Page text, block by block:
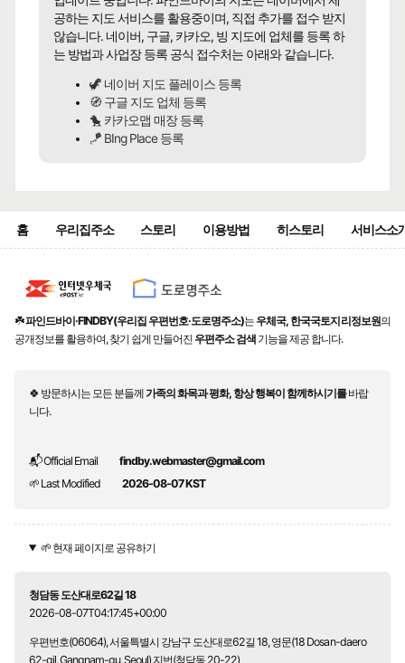
공하는 지도 서비스를 활용중이며, 직접 추가를 접수 받지
않습니다. 네이버, 구글, 카카오, 빙 지도에 업체를 등록 하
는 방법과 사업장 등록 공식 접수처는 아래와 같습니다.
🦖 네이버 지도 플레이스 등록
🧭 구글 지도 업체 등록
🐤 카카오맵 매장 등록
🪁 BIng Place 등록
홈 우리집주소 스토리 이용방법 히스토리 서비스소
☘️파인드바이·FINDBY(우리집 우편번호·도로명주소)는 우체국, 한국국토지리정보원의
공개정보를 활용하여, 찾기 쉽게 만들어진 우편주소 검색 기능을 제공 합니다.
🍀 방문하시는 모든 분들께가족의 화목과 평화, 항상 행복이 함께하시기를바랍
니다.
📬 Official Email
findby.webmaster@gmail.com
🌱 Last Modified
2026-08-07 KST
🌱 현재 페이지로 공유하기
청담동 도산대로62길 18
2026-08-07T04:17:45+00:00
우편번호(06064), 서울특별시 강남구 도산대로62길 18, 영문(18 Dosan-daero
62-gil, Gangnam-gu, Seoul) 지번(청담동 20-22)